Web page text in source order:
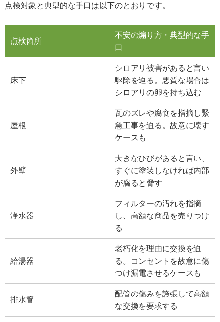
点検対象と典型的な手口は以下のとおりです。
点検箇所
不安の煽り方・典型的な手
口
床下
シロアリ被害があると言い
駆除を迫る。悪質な場合は
シロアリの卵を持ち込む
屋根
瓦のズレや腐食を指摘し緊
急工事を迫る。故意に壊す
ケースも
外壁
大きなひびがあると言い、
すぐに塗装しなければ内部
が腐ると脅す
浄水器
フィルターの汚れを指摘
し、高額な商品を売りつけ
る
給湯器
老朽化を理由に交換を迫
る。コンセントを故意に傷
つけ漏電させるケースも
排水管
配管の傷みを誇張して高額
な交換を要求する